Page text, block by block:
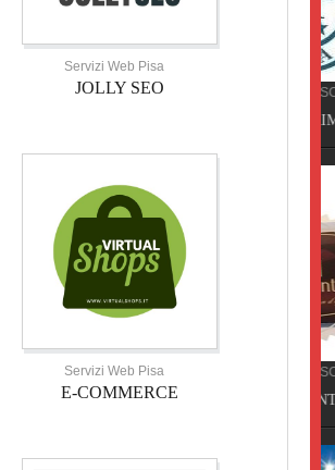
Servizi Web Pisa
JOLLY SEO
Servizi Web Pisa
E-COMMERCE
HOTEL TOSCANA
HOTEL TOSCANA
HOTEL NOVECENTO PISA, Pisa